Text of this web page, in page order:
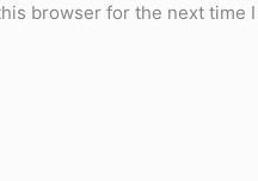
browser for the next time